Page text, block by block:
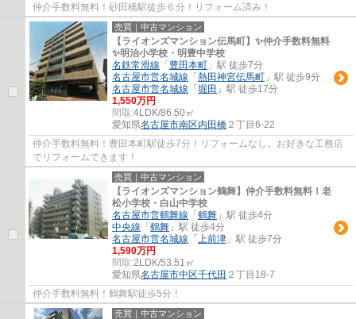
仲介手数料無料！砂田橋駅徒歩６分！リフォーム済み！
売買｜中古マンション
【ライオンズマンション伝馬町】✨️仲介手数料無料
✨️明治小学校・明豊中学校
名鉄常滑線 「 豊田本町 」駅 徒歩7分
名古屋市営名城線 「 熱田神宮伝馬町 」駅 徒歩9分
名古屋市営名城線 「 堀田 」駅 徒歩17分
1,550万円
間取:4LDK/86.50㎡
愛知県名古屋市南区内田橋 ２丁目6-22
仲介手数料無料！豊田本町駅徒歩7分！リフォームなし。お好きな工務店
でリフォームできます！
売買｜中古マンション
【ライオンズマンション鶴舞】仲介手数料無料！老
松小学校・白山中学校
名古屋市営鶴舞線 「 鶴舞 」駅 徒歩4分
中央線 「 鶴舞 」駅 徒歩4分
名古屋市営名城線 「 上前津 」駅 徒歩7分
1,590万円
間取:2LDK/53.51㎡
愛知県名古屋市中区千代田 ２丁目18-7
仲介手数料無料！鶴舞駅徒歩5分！
売買｜中古マンション